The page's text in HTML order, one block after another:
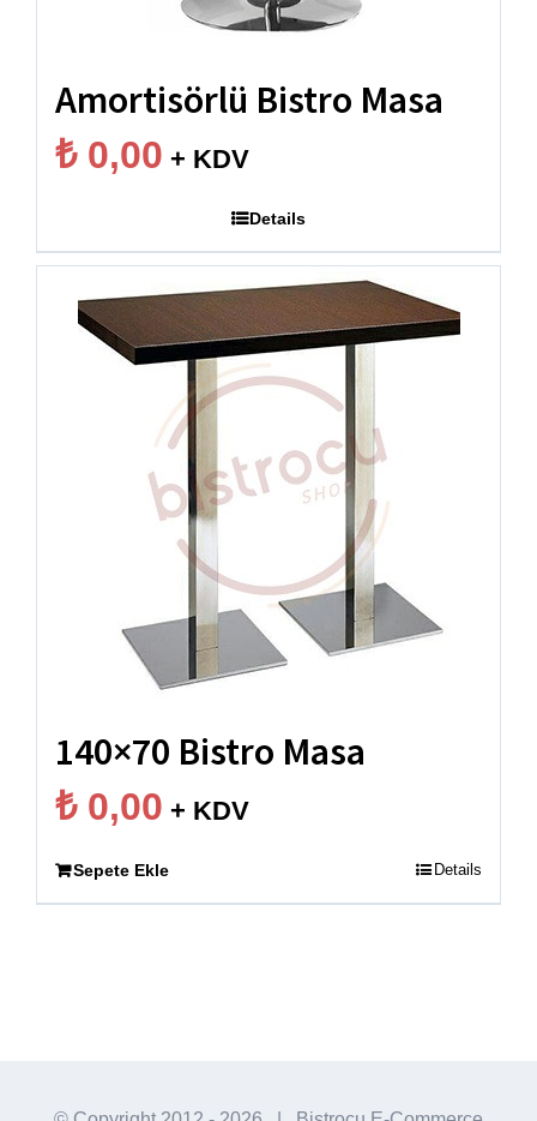
Amortisörlü Bistro Masa
₺0,00 + KDV
Details
140×70 Bistro Masa
₺0,00 + KDV
Sepete Ekle Details